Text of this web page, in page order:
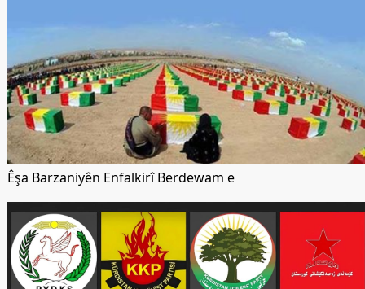
Êşa Barzaniyên Enfalkirî Berdewam e